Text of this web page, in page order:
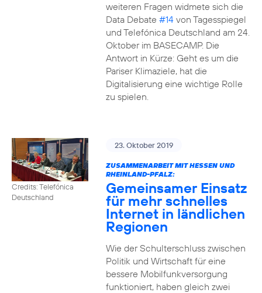
weiteren Fragen widmete sich die
Data Debate #14von Tagesspiegel
und Telefónica Deutschland am 24.
Oktober im BASECAMP. Die
Antwort in Kürze: Geht es um die
Pariser Klimaziele, hat die
Digitalisierung eine wichtige Rolle
zu spielen.
Credits: Telefónica
Deutschland
23. Oktober 2019
ZUSAMMENARBEIT MIT HESSEN UND
RHEINLAND-PFALZ:
Gemeinsamer Einsatz
für mehr schnelles
Internet in ländlichen
Regionen
Wie der Schulterschluss zwischen
Politik und Wirtschaft für eine
bessere Mobilfunkversorgung
funktioniert, haben gleich zwei